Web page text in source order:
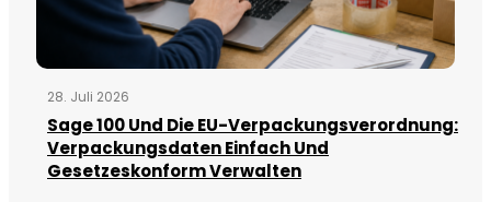
28. Juli 2026
Sage 100 Und Die EU-Verpackungsverordnung:
Verpackungsdaten Einfach Und
Gesetzeskonform Verwalten